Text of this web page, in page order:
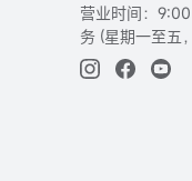
营业时间：
务 (星期一至五